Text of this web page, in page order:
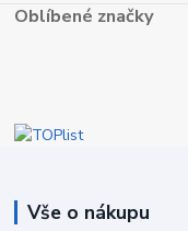
Oblíbené značky
Vše o nákupu